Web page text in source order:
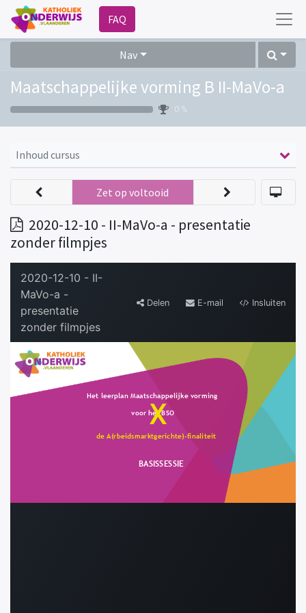
FAQ
Nav
Maatschappelijke vorming B II-MaVo-a
0 %
Inhoud cursus
2020-12-10 - II-MaVo-a - presentatie
zonder filmpjes
Zet op voltooid